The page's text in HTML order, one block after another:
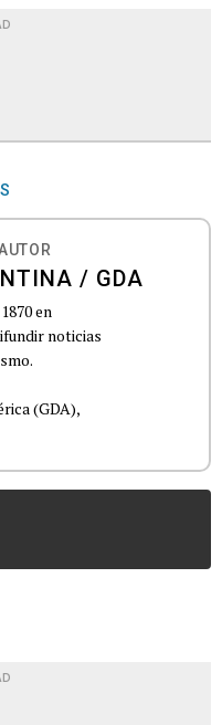
/ GDA
en
noticias
(GDA),